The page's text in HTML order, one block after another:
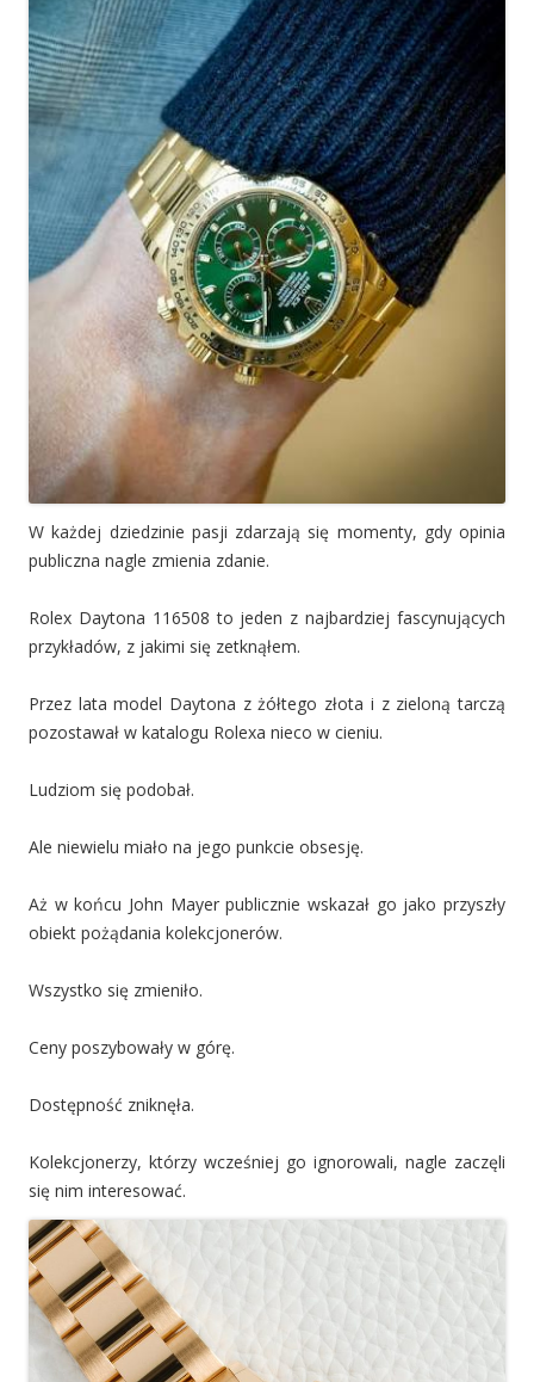
W każdej dziedzinie pasji zdarzają się momenty, gdy opinia
publiczna nagle zmienia zdanie.
Rolex Daytona 116508 to jeden z najbardziej fascynujących
przykładów, z jakimi się zetknąłem.
Przez lata model Daytona z żółtego złota i z zieloną tarczą
pozostawał w katalogu Rolexa nieco w cieniu.
Ludziom się podobał.
Ale niewielu miało na jego punkcie obsesję.
Aż w końcu John Mayer publicznie wskazał go jako przyszły
obiekt pożądania kolekcjonerów.
Wszystko się zmieniło.
Ceny poszybowały w górę.
Dostępność zniknęła.
Kolekcjonerzy, którzy wcześniej go ignorowali, nagle zaczęli
się nim interesować.